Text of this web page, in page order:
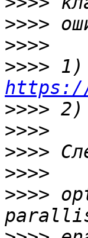
>>>>
>>>>
>>>>
>>>>
>>>>
>>>>
>>>>
>>>>